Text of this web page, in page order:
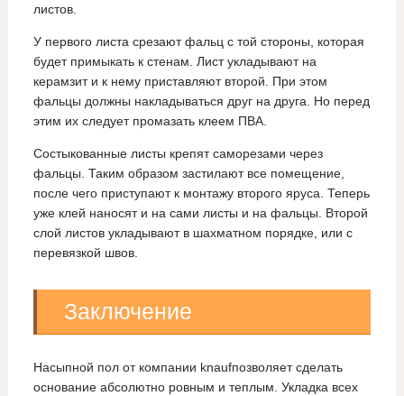
листов.
У первого листа срезают фальц с той стороны, которая
будет примыкать к стенам. Лист укладывают на
керамзит и к нему приставляют второй. При этом
фальцы должны накладываться друг на друга. Но перед
этим их следует промазать клеем ПВА.
Состыкованные листы крепят саморезами через
фальцы. Таким образом застилают все помещение,
после чего приступают к монтажу второго яруса. Теперь
уже клей наносят и на сами листы и на фальцы. Второй
слой листов укладывают в шахматном порядке, или с
перевязкой швов.
Заключение
Насыпной пол от компании knaufпозволяет сделать
основание абсолютно ровным и теплым. Укладка всех